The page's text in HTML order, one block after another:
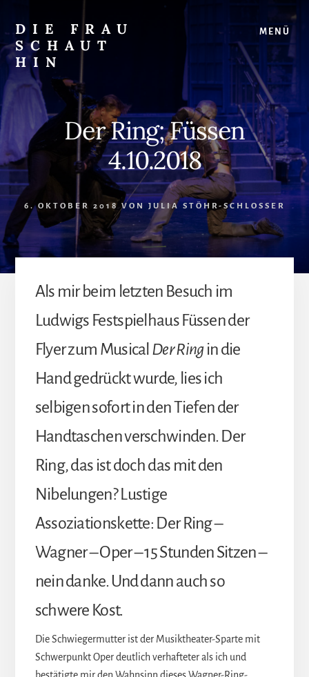
content
Seitenspalte
springen
DIE FRAU
SCHAUT
HIN
Musical
und
überhaupt
MENÜ
Der Ring; Füssen
4.10.2018
6. OKTOBER 2018 VON JULIA STÖHR-SCHLOSSER
Als mir beim letzten Besuch im
Ludwigs Festspielhaus Füssen der
Flyer zum MusicalDer Ringin die
Hand gedrückt wurde, lies ich
selbigen sofort in den Tiefen der
Handtaschen verschwinden. Der
Ring, das ist doch das mit den
Nibelungen? Lustige
Assoziationskette: Der Ring –
Wagner – Oper – 15 Stunden Sitzen –
nein danke. Und dann auch so
schwere Kost.
Die Schwiegermutter ist der Musiktheater-Sparte mit
Schwerpunkt Oper deutlich verhafteter als ich und